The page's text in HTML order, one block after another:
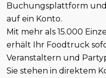
Buchungsplattform und
auf ein Konto.
Mit mehr als 15.000
erhält Ihr Foodtruck
Veranstaltern und
Sie stehen in direktem